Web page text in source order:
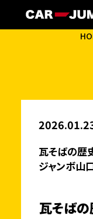
瓦そばの歴
ジャンボ山
瓦そばの